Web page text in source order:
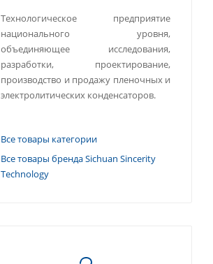
Технологическое предприятие
национального уровня,
объединяющее исследования,
разработки, проектирование,
производство и продажу пленочных и
электролитических конденсаторов.
Все товары категории
Все товары бренда Sichuan Sincerity
Technology